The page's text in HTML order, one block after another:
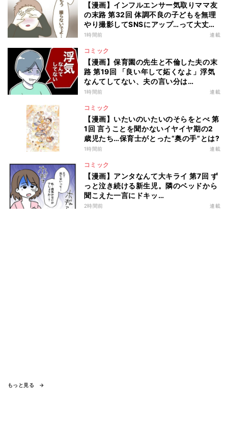
【漫画】インフルエンサー気取りママ友
の末路 第32回 体調不良の子どもを無理
やり撮影してSNSにアップ…って大丈
夫!?
1時間前 連載
コミック
【漫画】保育園の先生と不倫した夫の末
路 第19回 「良い年して妬くなよ」浮気
なんてしてない、夫の言い分は…
1時間前 連載
コミック
【漫画】いたいのいたいのそらをとべ 第
1回 言うことを聞かないイヤイヤ期の2
歳児たち…保育士がとった“奥の手”とは?
1時間前 連載
コミック
【漫画】アンタなんて大キライ 第7回 ず
っと泣き続ける新生児。隣のベッドから
聞こえた一言にドキッ…
2時間前 連載
もっと見る